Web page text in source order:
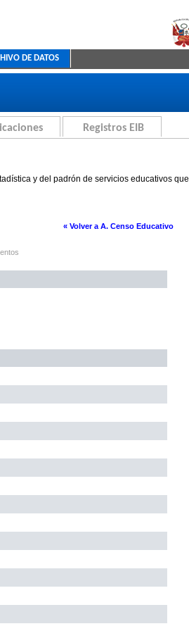
DE DATOS
Registros EIB
y del padrón de servicios educativos que
« Volver a A. Censo Educativo